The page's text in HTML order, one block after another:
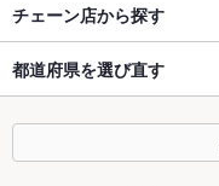
チェーン店から探す
都道府県を選び直す